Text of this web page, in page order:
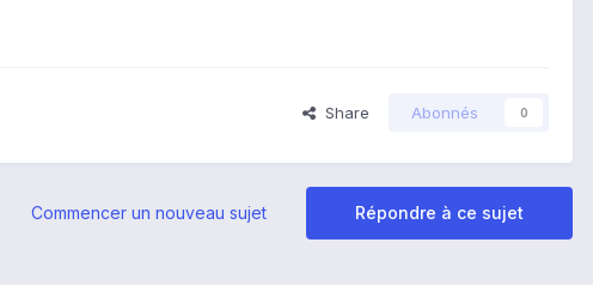
Share Abonnés 0
Répondre à ce sujet
Commencer un nouveau sujet